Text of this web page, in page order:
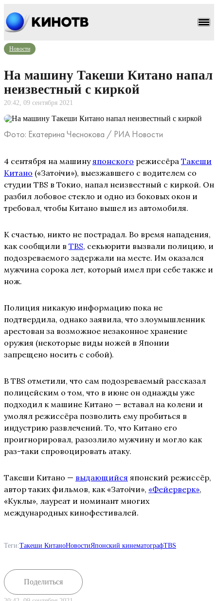
Новости
На машину Такеши Китано напал
неизвестный с киркой
20:42, 09 сентября 2021
Фото: Екатерина Чеснокова / РИА Новости
4 сентября на машинуяпонского режиссёра Такеши
Китано («Затоiчи»), выезжавшего с водителем со
студии TBS в Токио, напал неизвестный с киркой. Он
разбил лобовое стекло и одно из боковых окон и
требовал, чтобы Китано вышел из автомобиля.
К счастью, никто не пострадал. Во время нападения,
как сообщили в TBS, секьюрити вызвали полицию, и
подозреваемого задержали на месте. Им оказался
мужчина сорока лет, который имел при себе также и
нож.
Полиция никакую информацию пока не
подтвердила, однако заявила, что злоумышленник
арестован за возможное незаконное хранение
оружия (некоторые виды ножей в Японии
запрещено носить с собой).
В TBS отметили, что сам подозреваемый рассказал
полицейским о том, что в июне он однажды уже
подходил к машине Китано — вставал на колени и
умолял режиссёра позволить ему пробиться в
индустрию развлечений. То, что Китано его
проигнорировал, разозлило мужчину и могло как
раз-таки спровоцировать атаку.
Такеши Китано — выдающийся японский режиссёр,
автор таких фильмов, как «Затоiчи», «Фейерверк»,
«Куклы», лауреат и номинант многих
международных кинофестивалей.
Теги:Такеши КитаноНовостиЯпонский кинематографTBS
Поделиться